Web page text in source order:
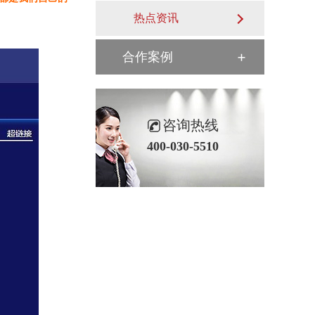
热点资讯
合作案例
咨询热线
400-030-5510